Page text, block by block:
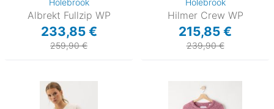
Holebrook
Albrekt Fullzip WP
233,85 €
259,90 €
Holebrook
Hilmer Crew WP
215,85 €
239,90 €